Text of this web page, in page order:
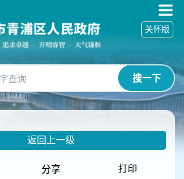
搜一下
关怀版
返回上一级
分享 打印